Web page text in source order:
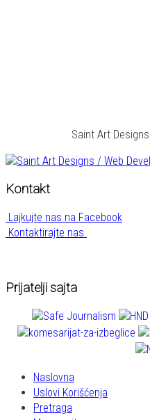
Saint Art
Kontakt
Lajkujte nas na Facebook
Kontaktirajte nas
Prijatelji sajta
Naslovna
Uslovi Korišćenja
Pretraga